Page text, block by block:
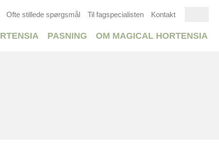
PASNING OM MAGICAL HORTENSIA
Ofte stillede spørgsmål Til fagspecialisten Kontakt